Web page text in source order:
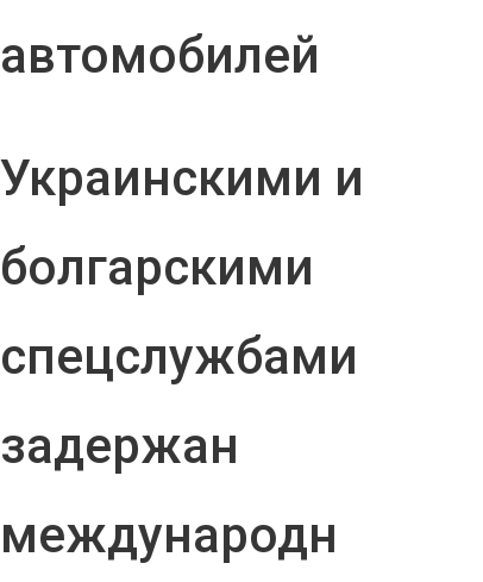
автомобилей
Украинскими и
болгарскими
спецслужбами
задержан
международн